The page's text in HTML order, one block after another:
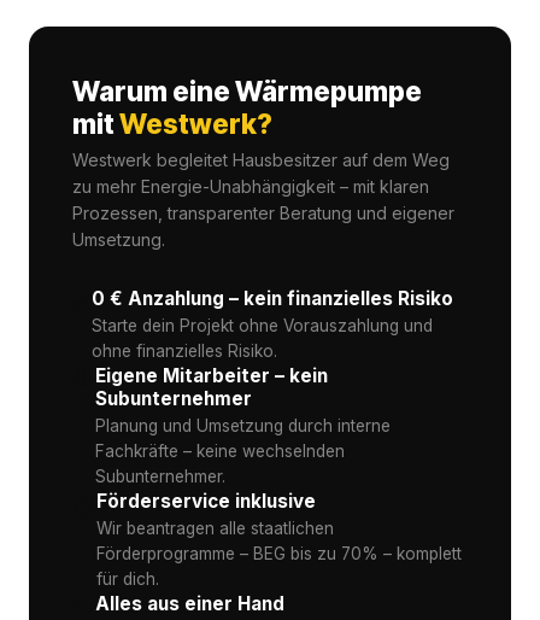
Warum eine Wärmepumpe
mitWestwerk?
Westwerk begleitet Hausbesitzer auf dem Weg
zu mehr Energie-Unabhängigkeit – mit klaren
Prozessen, transparenter Beratung und eigener
Umsetzung.
0 € Anzahlung – kein finanzielles Risiko
Starte dein Projekt ohne Vorauszahlung und
ohne finanzielles Risiko.
Eigene Mitarbeiter – kein
Subunternehmer
Planung und Umsetzung durch interne
Fachkräfte – keine wechselnden
Subunternehmer.
Förderservice inklusive
Wir beantragen alle staatlichen
Förderprogramme – BEG bis zu 70% – komplett
für dich.
Alles aus einer Hand